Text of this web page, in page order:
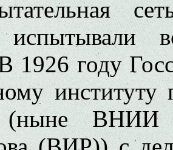
испытывали
1926 году
(ныне ВНИИ